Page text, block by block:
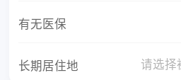
有无医保
长期居住地 请选择